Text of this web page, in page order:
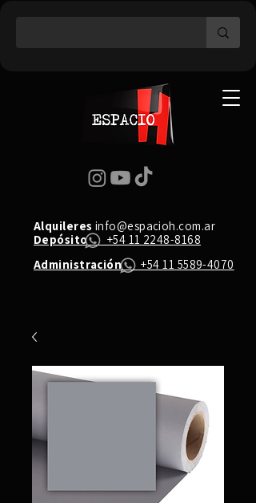
Depósito+54 11 2248-8168
Administración+54 11 5589-4070
Alquileres info@espacioh.com.ar